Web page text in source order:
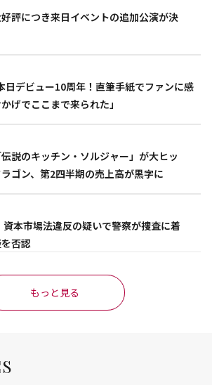
評につき来日イベントの追加公演が決
日デビュー10周年！直筆手紙でファンに感
げでここまで来られた」
伝説のキッチン・ソルジャー」が大ヒッ
ゴン、第2四半期の売上高が黒字に
本市場法違反の疑いで警察が捜査に着
否認
もっと見る